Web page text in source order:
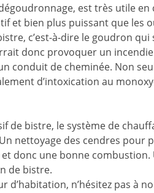
est très utile
et bien plus puissant que les
c’est-à-dire le goudron qui
donc provoquer un
conduit de cheminée. Non
d’intoxication au
de bistre, le système de
nettoyage des cendres pour
donc une bonne
de bistre.
d’habitation, n’hésitez pas à